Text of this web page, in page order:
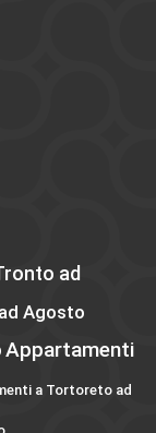
ad
Agosto
Appartamenti
a Tortoreto ad